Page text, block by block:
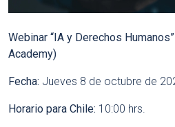
Webinar “IA y Derechos
Academy)
Fecha: Jueves 8 de octubre de
Horario para Chile: 10:00 hrs.